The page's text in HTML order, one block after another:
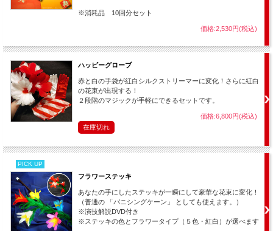
※消耗品 10回分セット
価格:2,530円(税込)
ハッピーグローブ
赤と白の手袋が紅白シルクストリーマーに変化！さらに紅白
の花束が出現する！
２段階のマジックが手軽にできるセットです。
価格:6,800円(税込)
在庫切れ
PICK UP
フラワーステッキ
あなたの手にしたステッキが一瞬にして豪華な花束に変化！
（普通の 「バニシングケーン」 としても使えます。）
※演技解説DVD付き
※ステッキの色とフラワータイプ（５色・紅白）が選べます